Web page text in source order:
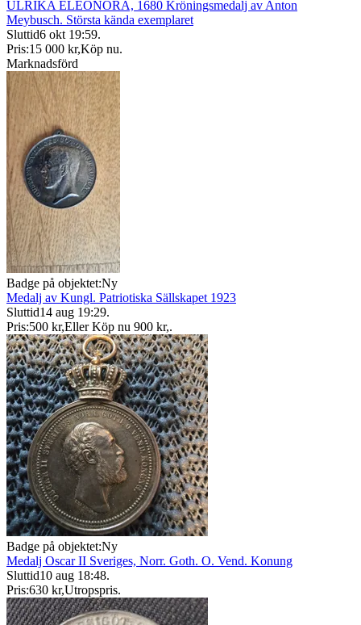
ULRIKA ELEONORA, 1680 Kröningsmedalj av Anton
Meybusch. Största kända exemplaret
Sluttid6 okt 19:59.
Pris:15 000 kr,Köp nu.
Marknadsförd
Badge på objektet:Ny
Medalj av Kungl. Patriotiska Sällskapet 1923
Sluttid14 aug 19:29.
Pris:500 kr,Eller Köp nu 900 kr,.
Badge på objektet:Ny
Medalj Oscar II Sveriges, Norr. Goth. O. Vend. Konung
Sluttid10 aug 18:48.
Pris:630 kr,Utropspris.